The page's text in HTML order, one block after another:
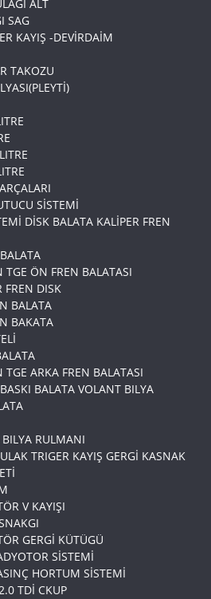
ALT
SAG
KAYIŞ -DEVİRDAİM
TAKOZU
SİSTEMİ
DİSK BALATA KALİPER FREN
ÖN FREN BALATASI
FREN DISK
BALATA
BAKATA
ARKA FREN BALATASI
BALATA VOLANT BILYA
RULMANI
TRIGER KAYIŞ GERGİ KASNAK
V KAYIŞI
GERGİ KÜTÜGÜ
SİSTEMİ
HORTUM SİSTEMİ
TDİ CKUP